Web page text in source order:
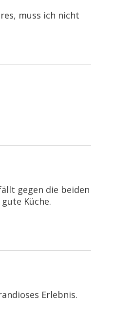
muss ich nicht
gegen die beiden
Küche.
Erlebnis.